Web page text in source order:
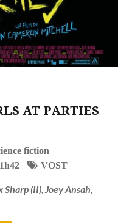
AT PARTIES
fiction
1h42 VOST
Sharp (II), Joey Ansah